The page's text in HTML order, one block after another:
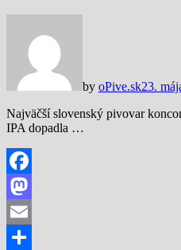
by oPive.sk23.
Najväčší slovenský pivovar
IPA dopadla …
Facebook
Mastodon
Email